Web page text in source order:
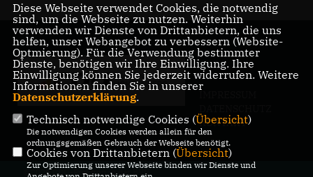
KONTAKT
@2026 CDU-Fraktion in der BVV
Diese Webseite verwendet Cookies, die notwendig
sind, um die Webseite zu nutzen. Weiterhin
verwenden wir Dienste von Drittanbietern, die uns
helfen, unser Webangebot zu verbessern (Website-
Optmierung). Für die Verwendung bestimmter
Dienste, benötigen wir Ihre Einwilligung. Ihre
Einwilligung können Sie jederzeit widerrufen. Weitere
Informationen finden Sie in unserer
Datenschutzerklärung.
Technisch notwendige Cookies (Übersicht)
Die notwendigen Cookies werden allein für den
ordnungsgemäßen Gebrauch der Webseite benötigt.
Cookies von Drittanbietern (Übersicht)
Zur Optimierung unserer Webseite binden wir Dienste und